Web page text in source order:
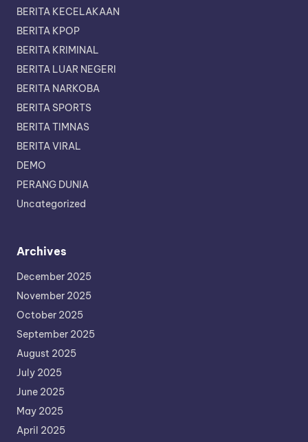
BERITA KECELAKAAN
BERITA KPOP
BERITA KRIMINAL
BERITA LUAR NEGERI
BERITA NARKOBA
BERITA SPORTS
BERITA TIMNAS
BERITA VIRAL
DEMO
PERANG DUNIA
Uncategorized
Archives
December 2025
November 2025
October 2025
September 2025
August 2025
July 2025
June 2025
May 2025
April 2025